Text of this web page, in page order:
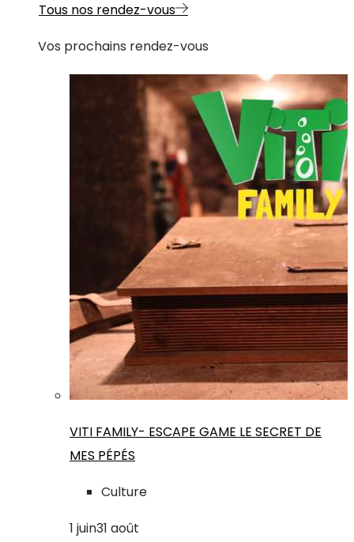
Tous nos rendez-vous
Vos prochains rendez-vous
VITI FAMILY- ESCAPE GAME LE SECRET DE
MES PÉPÉS
Culture
1 juin31 août